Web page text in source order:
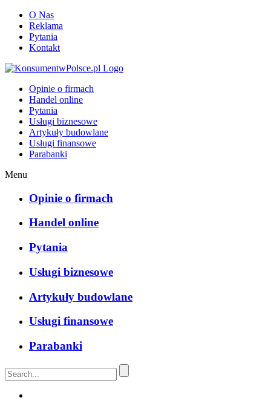
O Nas
Reklama
Pytania
Kontakt
Opinie o firmach
Handel online
Pytania
Usługi biznesowe
Artykuły budowlane
Usługi finansowe
Parabanki
Menu
Opinie o firmach
Handel online
Pytania
Usługi biznesowe
Artykuły budowlane
Usługi finansowe
Parabanki